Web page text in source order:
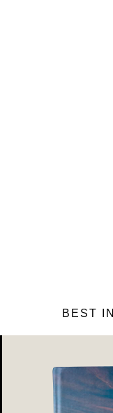
BEST